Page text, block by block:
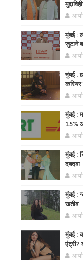
मुंबई :
जुटाने
मुंबई :
करियर
मुंबई :
15%
मुंबई :
दबदबा
मुंबई :
खतीब
मुंबई :
एंट्री?